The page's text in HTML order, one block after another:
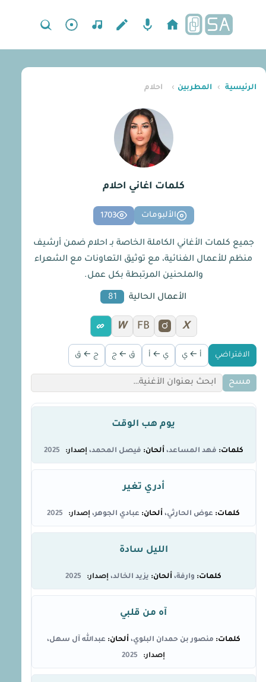
الرئيسية › المطربين › احلام
كلمات اغاني احلام
الألبومات 1703
جميع كلمات الأغاني الكاملة الخاصة بـ احلام ضمن أرشيف
منظم للأعمال الغنائية، مع توثيق التعاونات مع الشعراء
والملحنين المرتبطة بكل عمل.
الأعمال الحالية 81
X
FB
W
الافتراضي أ ← ي ي ← أ ق ← ج ج ← ق
مسح
يوم هب الوقت
فهد المساعد فيصل المحمد 2025
أدري تغير
عوض الحارثي عبادي الجوهر 2025
الليل سادة
وارفة يزيد الخالد 2025
آه من قلبي
منصور بن حمدان البلوي
عبدالله آل سهل
2025